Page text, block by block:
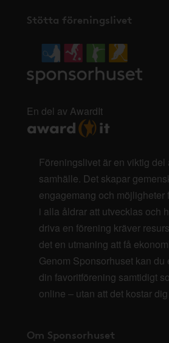
Stötta föreningslivet
En del av AwardIt
Föreningslivet är en viktig del
samhälle. Det skapar
engagemang och möjligheter
i alla åldrar att utvecklas och
driva en förening kräver
det en utmaning att få
Genom Sponsorhuset kan du
din favoritförening samtidigt
online – utan att det kostar
Om Sponsorhuset